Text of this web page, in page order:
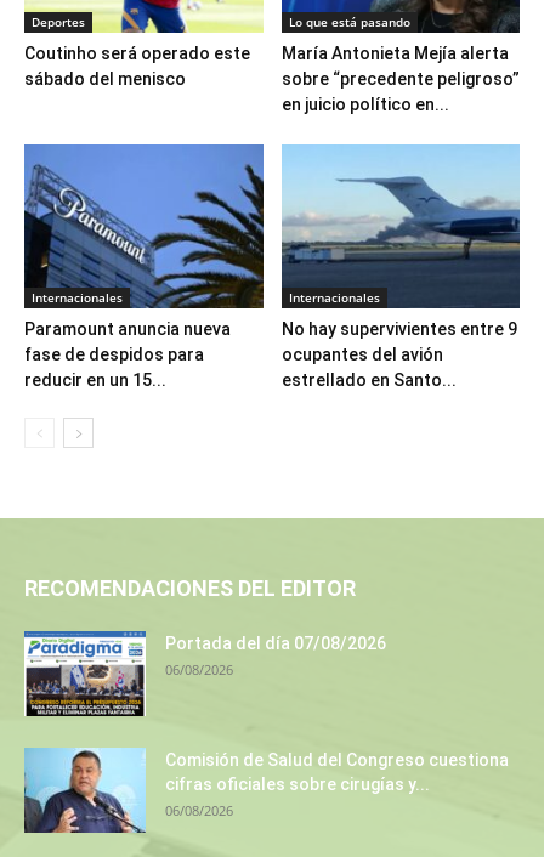
Deportes
Coutinho será operado este
sábado del menisco
Lo que está pasando
María Antonieta Mejía alerta
sobre “precedente peligroso”
en juicio político en...
Internacionales
Paramount anuncia nueva
fase de despidos para
reducir en un 15...
Internacionales
No hay supervivientes entre 9
ocupantes del avión
estrellado en Santo...
RECOMENDACIONES DEL EDITOR
Portada del día 07/08/2026
06/08/2026
Comisión de Salud del Congreso cuestiona
cifras oficiales sobre cirugías y...
06/08/2026